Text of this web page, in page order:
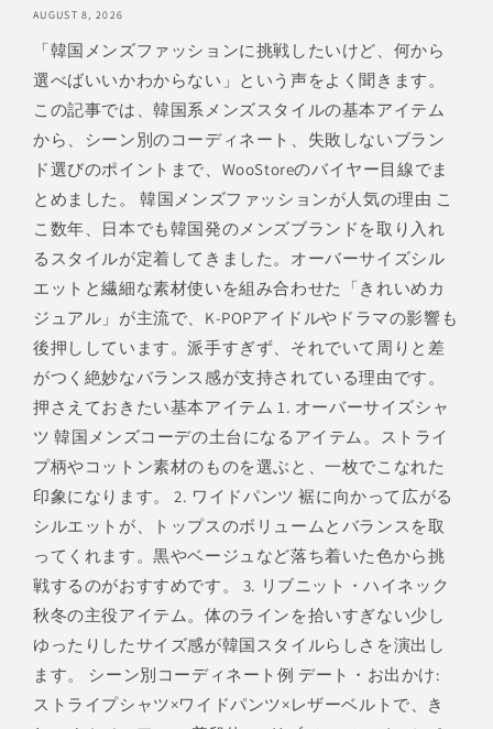
AUGUST 8, 2026
「韓国メンズファッションに挑戦したいけど、何から
選べばいいかわからない」という声をよく聞きます。
この記事では、韓国系メンズスタイルの基本アイテム
から、シーン別のコーディネート、失敗しないブラン
ド選びのポイントまで、WooStoreのバイヤー目線でま
とめました。 韓国メンズファッションが人気の理由 こ
こ数年、日本でも韓国発のメンズブランドを取り入れ
るスタイルが定着してきました。オーバーサイズシル
エットと繊細な素材使いを組み合わせた「きれいめカ
ジュアル」が主流で、K-POPアイドルやドラマの影響も
後押ししています。派手すぎず、それでいて周りと差
がつく絶妙なバランス感が支持されている理由です。
押さえておきたい基本アイテム 1. オーバーサイズシャ
ツ 韓国メンズコーデの土台になるアイテム。ストライ
プ柄やコットン素材のものを選ぶと、一枚でこなれた
印象になります。 2. ワイドパンツ 裾に向かって広がる
シルエットが、トップスのボリュームとバランスを取
ってくれます。黒やベージュなど落ち着いた色から挑
戦するのがおすすめです。 3. リブニット・ハイネック
秋冬の主役アイテム。体のラインを拾いすぎない少し
ゆったりしたサイズ感が韓国スタイルらしさを演出し
ます。 シーン別コーディネート例 デート・お出かけ:
ストライプシャツ×ワイドパンツ×レザーベルトで、き